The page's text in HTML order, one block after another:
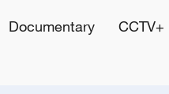
Documentary CCTV+